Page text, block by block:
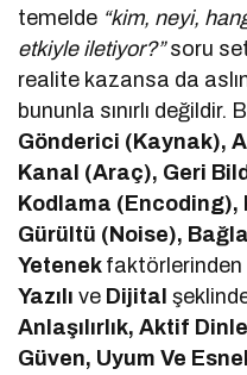
temelde “kim, neyi,
etkiyle iletiyor?”soru
realite kazansa da
bununla sınırlı
Gönderici (Kaynak),
Kanal (Araç), Geri
Kodlama (Encoding),
Gürültü (Noise),
Yetenek faktörlerinden
Yazılı ve Dijital
Anlaşılırlık, Aktif
Güven, Uyum Ve